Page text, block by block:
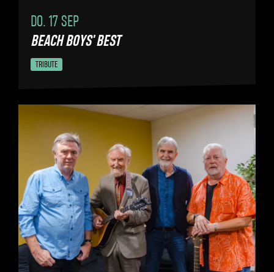
DO. 17 SEP
BEACH BOYS' BEST
TRIBUTE